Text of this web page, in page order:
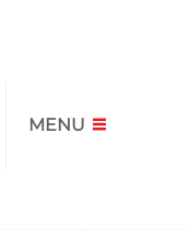
MENU